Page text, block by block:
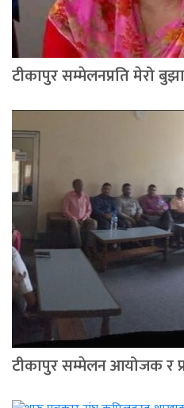
टीकापुर सम्मेलनप्रति मेरो
टीकापुर सम्मेलन आयोजक र